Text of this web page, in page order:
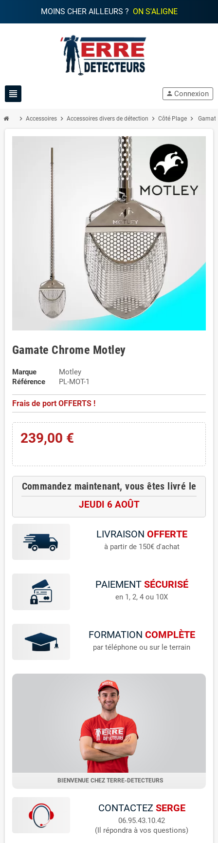
MOINS CHER AILLEURS ? ON S'ALIGNE
view_headline person Connexion
chevron_right Accessoires chevron_right Accessoires divers de détection chevron_right Côté Plage chevron_right
Gamate Chrome Motley
Marque
Motley
Référence
PL-MOT-1
Frais de port OFFERTS !
239,00 €
Commandez maintenant, vous êtes livré le
JEUDI 6 AOÛT
LIVRAISON OFFERTE
à partir de 150€ d'achat
PAIEMENT SÉCURISÉ
en 1, 2, 4 ou 10X
FORMATION COMPLÈTE
par téléphone ou sur le terrain
BIENVENUE CHEZ TERRE-DETECTEURS
CONTACTEZ SERGE
06.95.43.10.42
(Il répondra à vos questions)